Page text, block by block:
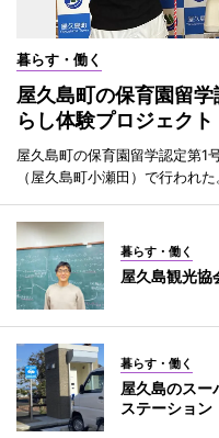
暮らす・働く
屋久島町の保育園留
らし体験プロジェクト
屋久島町の保育園留学認定第1
（屋久島町小瀬田）で行われた
暮らす・働く
屋久島観光協
暮らす・働く
屋久島のスー
ステーション